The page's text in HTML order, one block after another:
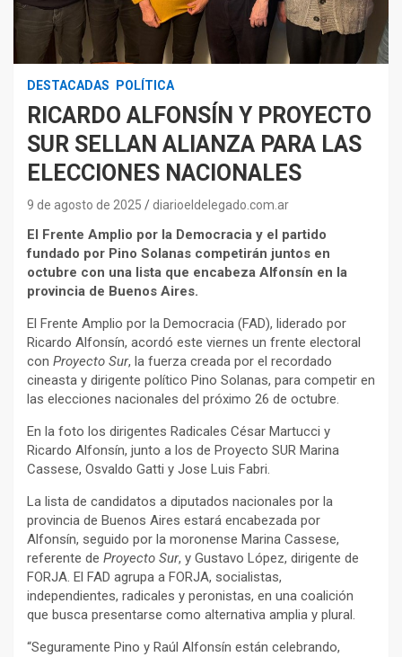
DESTACADAS POLÍTICA
RICARDO ALFONSÍN Y PROYECTO
SUR SELLAN ALIANZA PARA LAS
ELECCIONES NACIONALES
9 de agosto de 2025 diarioeldelegado.com.ar
El Frente Amplio por la Democracia y el partido
fundado por Pino Solanas competirán juntos en
octubre con una lista que encabeza Alfonsín en la
provincia de Buenos Aires.
El Frente Amplio por la Democracia (FAD), liderado por
Ricardo Alfonsín, acordó este viernes un frente electoral
con Proyecto Sur, la fuerza creada por el recordado
cineasta y dirigente político Pino Solanas, para competir en
las elecciones nacionales del próximo 26 de octubre.
En la foto los dirigentes Radicales César Martucci y
Ricardo Alfonsín, junto a los de Proyecto SUR Marina
Cassese, Osvaldo Gatti y Jose Luis Fabri.
La lista de candidatos a diputados nacionales por la
provincia de Buenos Aires estará encabezada por
Alfonsín, seguido por la moronense Marina Cassese,
referente de Proyecto Sur, y Gustavo López, dirigente de
FORJA. El FAD agrupa a FORJA, socialistas,
independientes, radicales y peronistas, en una coalición
que busca presentarse como alternativa amplia y plural.
“Seguramente Pino y Raúl Alfonsín están celebrando,